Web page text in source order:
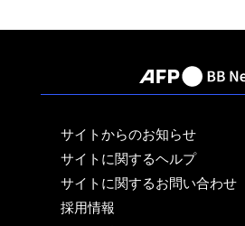
サイトからのお知らせ
サイトに関するヘルプ
サイトに関するお問い合わせ
採用情報